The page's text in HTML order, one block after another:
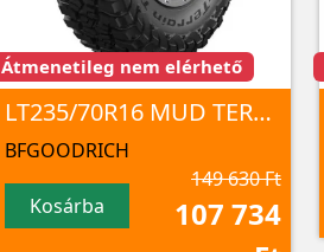
Átmenetileg nem elérhető
LT235/70R16 MUD TERRAIN T/A KM3 110/107Q TL
BFGOODRICH
Kosárba
149 630 Ft
107 734